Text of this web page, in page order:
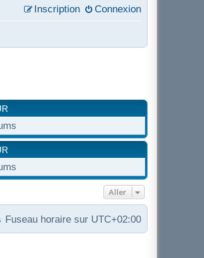
Connexion
Inscription
Aller
Fuseau horaire sur UTC+02:00